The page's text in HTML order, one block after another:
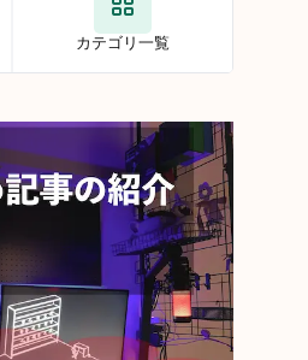
カテゴリ一覧